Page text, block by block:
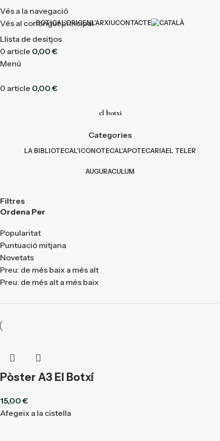
Vés a la navegació
Vés al contingut principal
BOTIGAL’ORIGENL’ARXIUCONTACTE
Llista de desitjos
0 article 0,00€
Menú
0 article 0,00€
el botxi
Categories
LA BIBLIOTECAL’ICONOTECAL’APOTECARIAEL TELER
AUGURACULUM
Filtres
Ordena Per
Popularitat
Puntuació mitjana
Novetats
Preu: de més baix a més alt
Preu: de més alt a més baix
Pòster A3 El Botxí
15,00€
Afegeix a la cistella